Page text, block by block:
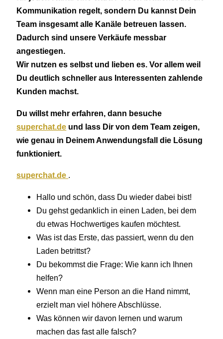
Kommunikation regelt, sondern Du kannst Dein
Team insgesamt alle Kanäle betreuen lassen.
Dadurch sind unsere Verkäufe messbar
angestiegen.
Wir nutzen es selbst und lieben es. Vor allem weil
Du deutlich schneller aus Interessenten zahlende
Kunden machst.
Du willst mehr erfahren, dann besuche
superchat.de und lass Dir von dem Team zeigen,
wie genau in Deinem Anwendungsfall die Lösung
funktioniert.
superchat.de .
Hallo und schön, dass Du wieder dabei bist!
Du gehst gedanklich in einen Laden, bei dem
du etwas Hochwertiges kaufen möchtest.
Was ist das Erste, das passiert, wenn du den
Laden betrittst?
Du bekommst die Frage: Wie kann ich Ihnen
helfen?
Wenn man eine Person an die Hand nimmt,
erzielt man viel höhere Abschlüsse.
Was können wir davon lernen und warum
machen das fast alle falsch?